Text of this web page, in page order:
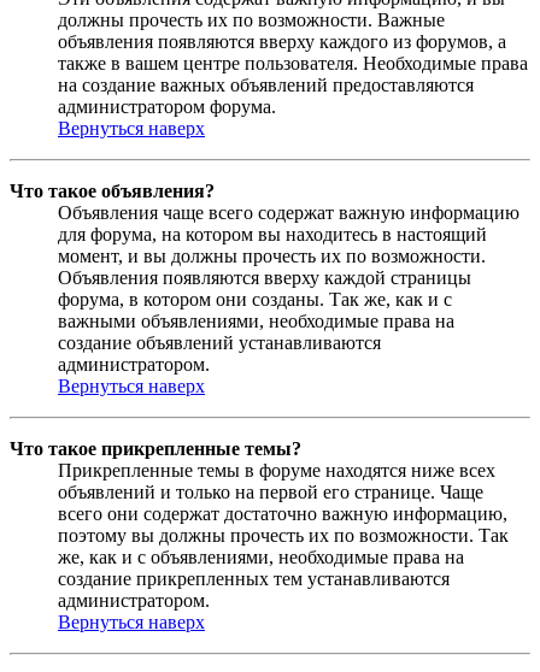
должны прочесть их по возможности. Важные
объявления появляются вверху каждого из форумов, а
также в вашем центре пользователя. Необходимые права
на создание важных объявлений предоставляются
администратором форума.
Вернуться наверх
Что такое объявления?
Объявления чаще всего содержат важную информацию
для форума, на котором вы находитесь в настоящий
момент, и вы должны прочесть их по возможности.
Объявления появляются вверху каждой страницы
форума, в котором они созданы. Так же, как и с
важными объявлениями, необходимые права на
создание объявлений устанавливаются
администратором.
Вернуться наверх
Что такое прикрепленные темы?
Прикрепленные темы в форуме находятся ниже всех
объявлений и только на первой его странице. Чаще
всего они содержат достаточно важную информацию,
поэтому вы должны прочесть их по возможности. Так
же, как и с объявлениями, необходимые права на
создание прикрепленных тем устанавливаются
администратором.
Вернуться наверх